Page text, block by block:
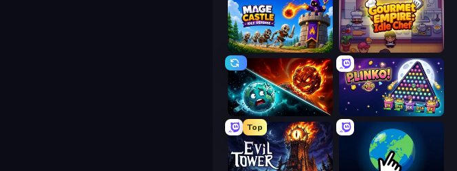
Mage Castle Idle Defense
PlanetCrush 2 PLINKO!
Top